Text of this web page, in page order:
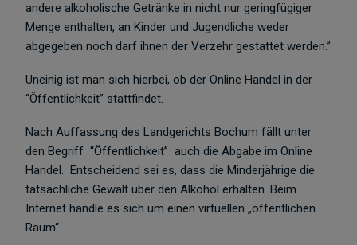
andere alkoholische Getränke in nicht nur geringfügiger
Menge enthalten, an Kinder und Jugendliche weder
abgegeben noch darf ihnen der Verzehr gestattet werden.”
Uneinig ist man sich hierbei, ob der Online Handel in der
“Öffentlichkeit” stattfindet.
Nach Auffassung des Landgerichts Bochum fällt unter
den Begriff “Öffentlichkeit” auch die Abgabe im Online
Handel. Entscheidend sei es, dass die Minderjährige die
tatsächliche Gewalt über den Alkohol erhalten. Beim
Internet handle es sich um einen virtuellen „öffentlichen
Raum“.